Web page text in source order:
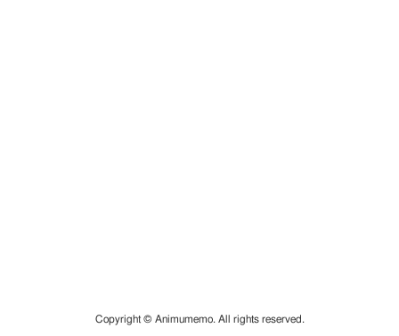
Copyright © Animumemo. All rights reserved.